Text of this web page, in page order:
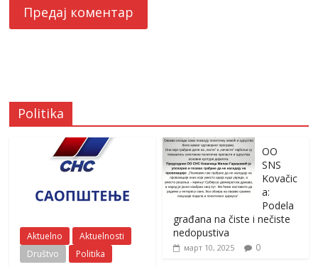
Politika
Aktuelno
Aktuelnosti
Društvo
Politika
OO
SNS
Kovačic
a:
Podela
građana na čiste i nečiste
nedopustiva
март 10, 2025 0